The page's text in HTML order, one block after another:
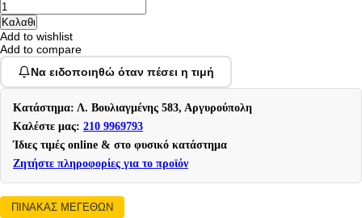
Add to wishlist
Add to compare
Να ειδοποιηθώ όταν πέσει η τιμή
Κατάστημα: Λ. Βουλιαγμένης 583, Αργυρούπολη
Καλέστε μας: 210 9969793
Ίδιες τιμές online & στο φυσικό κατάστημα
Ζητήστε πληροφορίες για το προϊόν
ΠΙΝΑΚΑΣ ΜΕΓΕΘΩΝ